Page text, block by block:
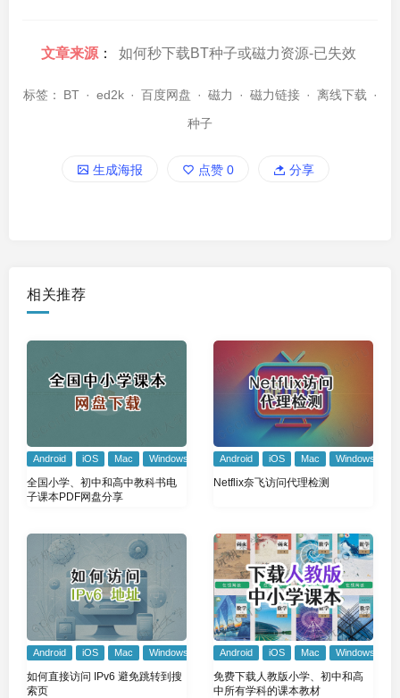
文章来源 ： 如何秒下载BT种子或磁力资源-已失效
标签： BT · ed2k · 百度网盘 · 磁力 · 磁力链接 · 离线下载 ·
种子
生成海报 点赞 0 分享
相关推荐
Android iOS Mac Windows
全国小学、初中和高中教科书电
子课本PDF网盘分享
Android iOS Mac Windows
Netflix奈飞访问代理检测
Android iOS Mac Windows
如何直接访问 IPv6 避免跳转到搜
索页
Android iOS Mac Windows
免费下载人教版小学、初中和高
中所有学科的课本教材